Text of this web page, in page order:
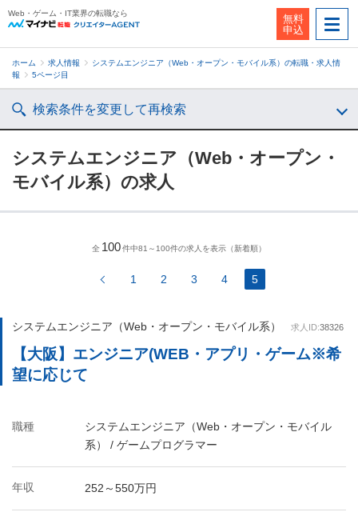
Web・ゲーム・IT業界の転職なら
無料
申込
ホーム 求人情報
システムエンジニア（Web・オープン・モバイル系）の転職・求人情
報
5ページ目
検索条件を変更して再検索
システムエンジニア（Web・オープン・
モバイル系）の求人
全 100件中81～100件の求人を表示（新着順）
1 2 3 4 5
システムエンジニア（Web・オープン・モバイル系） 求人ID:38326
【大阪】エンジニア(WEB・アプリ・ゲーム※希
望に応じて
職種
システムエンジニア（Web・オープン・モバイル
系） / ゲームプログラマー
年収 252～550万円